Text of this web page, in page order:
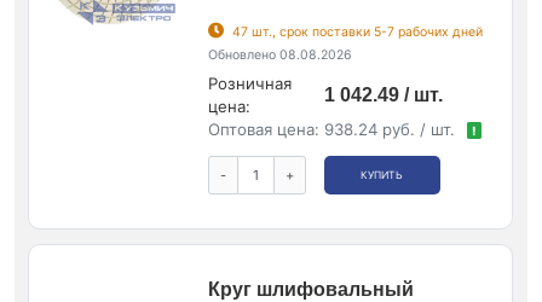
47 шт., срок поставки 5-7 рабочих дней
Обновлено 08.08.2026
Розничная
цена:
1 042.49 / шт.
Оптовая цена: 938.24 руб. / шт. !
- + КУПИТЬ
Круг шлифовальный